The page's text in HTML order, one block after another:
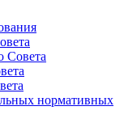
Совета
нормативных